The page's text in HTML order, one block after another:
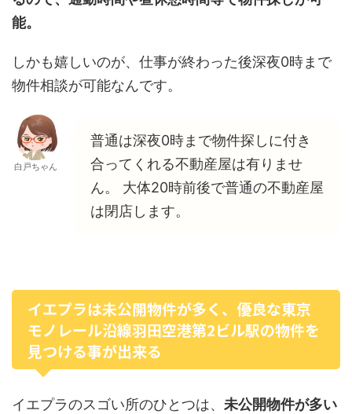
能。
しかも嬉しいのが、仕事が終わった後深夜0時まで
物件相談が可能なんです。
白戸ちゃん
普通は深夜0時まで物件探しに付き
合ってくれる不動産屋は有りませ
ん。 大体20時前後で普通の不動産屋
は閉店します。
イエプラは未公開物件が多く、優良な東京
モノレール沿線羽田空港第2ビル駅の物件を
見つける事が出来る
イエプラのスゴい所のひとつは、 未公開物件が多い